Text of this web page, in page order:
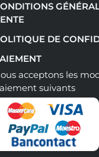
DE
acceptons les
suivants